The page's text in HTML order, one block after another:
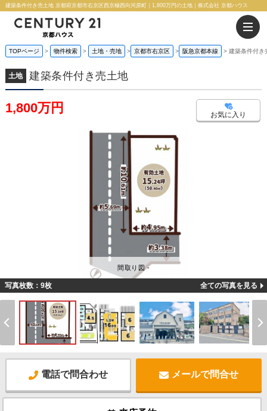
建築条件付き売土地 京都府京都市右京区西京極西向河原町｜1,800万円の土地｜株式会社 京都ハウス
TOPページ 物件検索 土地・売地 京都市右京区 阪急京都本線 建築条件付き
土地 建築条件付き売土地
1,800万円 お気に入り
間取り図 -
写真枚数：9枚 全ての写真を見る
電話で問合わせ メールで問合せ